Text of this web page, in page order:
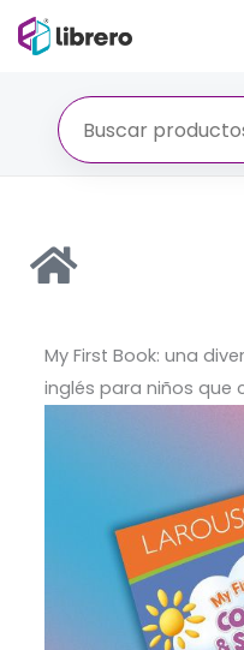
My First Book: una
inglés para niños que